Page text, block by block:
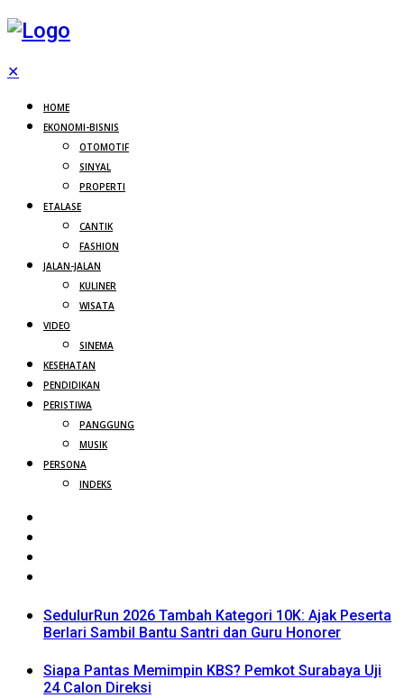
✕
HOME
EKONOMI-BISNIS
OTOMOTIF
SINYAL
PROPERTI
ETALASE
CANTIK
FASHION
JALAN-JALAN
KULINER
WISATA
VIDEO
SINEMA
KESEHATAN
PENDIDIKAN
PERISTIWA
PANGGUNG
MUSIK
PERSONA
INDEKS
SedulurRun 2026 Tambah Kategori 10K: Ajak Peserta
Berlari Sambil Bantu Santri dan Guru Honorer
Siapa Pantas Memimpin KBS? Pemkot Surabaya Uji
24 Calon Direksi